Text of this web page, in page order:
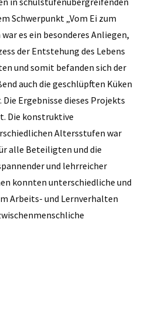
Schwerpunkt „Vom Ei zum
es ein besonderes Anliegen,
der Entstehung des Lebens
und somit befanden sich der
auch die geschlüpften Küken
Ergebnisse dieses Projekts
Die konstruktive
Altersstufen war
alle Beteiligten und die
und lehrreicher
konnten unterschiedliche und
Arbeits- und Lernverhalten